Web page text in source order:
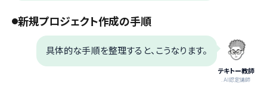
新規プロジェクト作成の手順
テキトー教師
.AI認定講師
具体的な手順を整理すると、こうなります。